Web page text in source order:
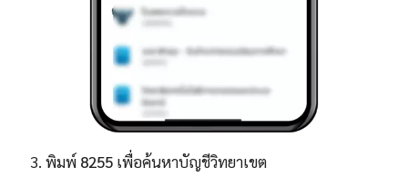
พิมพ์ 8255 เพื่อค้นหาบัญชีวิทยาเขต